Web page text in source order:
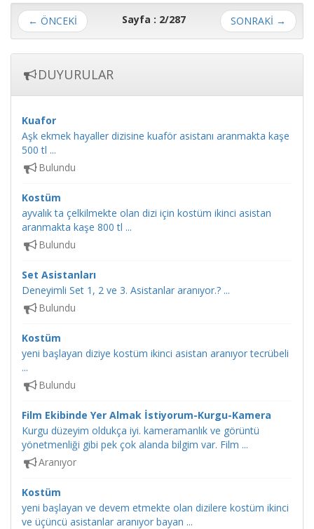
← ÖNCEKİ Sayfa : 2/287 SONRAKİ →
DUYURULAR
Kuafor
Aşk ekmek hayaller dizisine kuaför asistanı aranmakta kaşe
500 tl ...
Bulundu
Kostüm
ayvalık ta çelkilmekte olan dizi için kostüm ikinci asistan
aranmakta kaşe 800 tl ...
Bulundu
Set Asistanları
Deneyimli Set 1, 2 ve 3. Asistanlar aranıyor.? ...
Bulundu
Kostüm
yeni başlayan diziye kostüm ikinci asistan aranıyor tecrübeli
...
Bulundu
Film Ekibinde Yer Almak İstiyorum-Kurgu-Kamera
Kurgu düzeyim oldukça iyi. kameramanlık ve görüntü
yönetmenliği gibi pek çok alanda bilgim var. Film ...
Aranıyor
Kostüm
yeni başlayan ve devem etmekte olan dizilere kostüm ikinci
ve üçüncü asistanlar aranıyor bayan ...